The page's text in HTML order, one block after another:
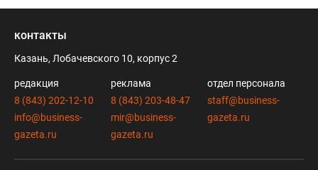
контакты
Казань, Лобачевского 10, корпус 2
редакция
8 (843) 202-12-10
info@business-
gazeta.ru
реклама
8 (843) 203-48-47
mir@business-
gazeta.ru
отдел персонала
staff@business-
gazeta.ru